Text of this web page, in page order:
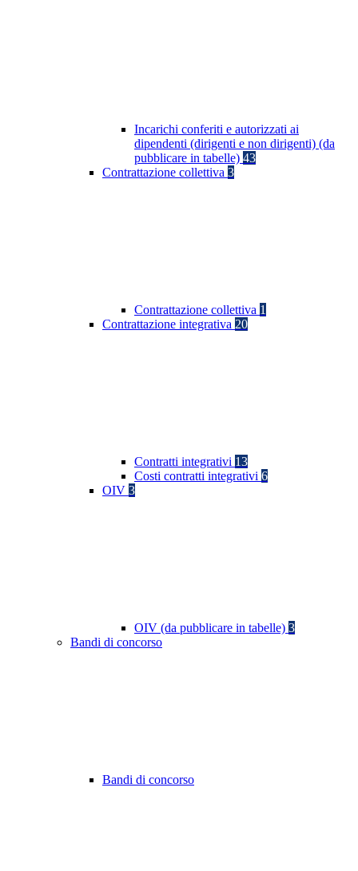
Incarichi conferiti e autorizzati ai
dipendenti (dirigenti e non dirigenti) (da
pubblicare in tabelle) 43
Contrattazione collettiva 3
Contrattazione collettiva 1
Contrattazione integrativa 20
Contratti integrativi 13
Costi contratti integrativi 6
OIV 3
OIV (da pubblicare in tabelle) 3
Bandi di concorso
Bandi di concorso